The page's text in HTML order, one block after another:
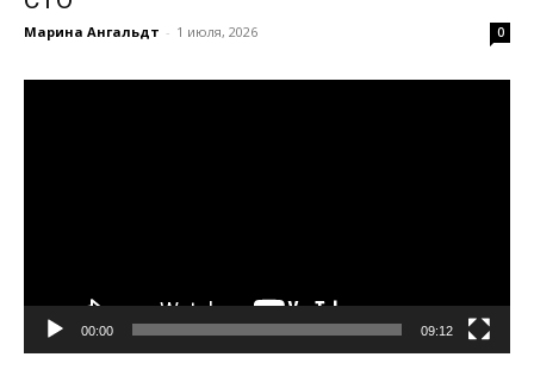
Марина Ангальдт - 1 июля, 2026 0
00:00 09:12